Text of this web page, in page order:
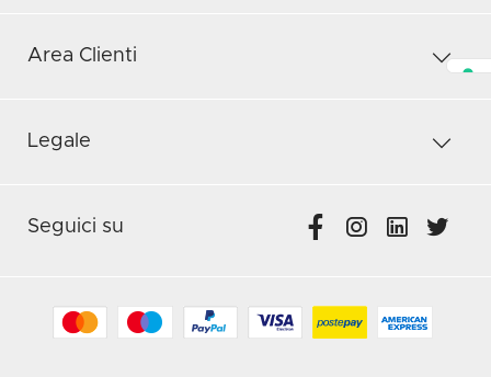
Area Clienti
Legale
Seguici su